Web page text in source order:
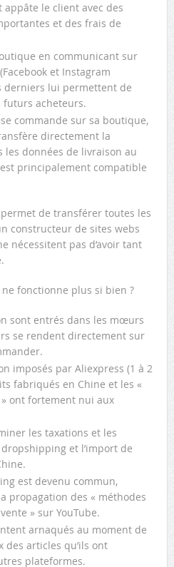
appâte le client avec des
et des frais de
en communicant sur
et Instagram
derniers lui permettent de
acheteurs.
commande sur sa boutique,
directement la
les données de livraison au
principalement compatible
de transférer toutes les
constructeur de sites webs
nécessitent pas d’avoir tant
fonctionne plus si bien ?
sont entrés dans les mœurs
se rendent directement sur
imposés par Aliexpress (1 à 2
fabriqués en Chine et les «
ont fortement nui aux
les taxations et les
et l’import de
est devenu commun,
propagation des « méthodes
» sur YouTube.
arnaqués au moment de
articles qu’ils ont
plateformes.